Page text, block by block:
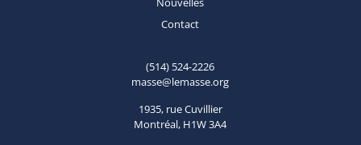
Contact
(514) 524-2226
masse@lemasse.org
1935, rue Cuvillier
Montréal, H1W 3A4